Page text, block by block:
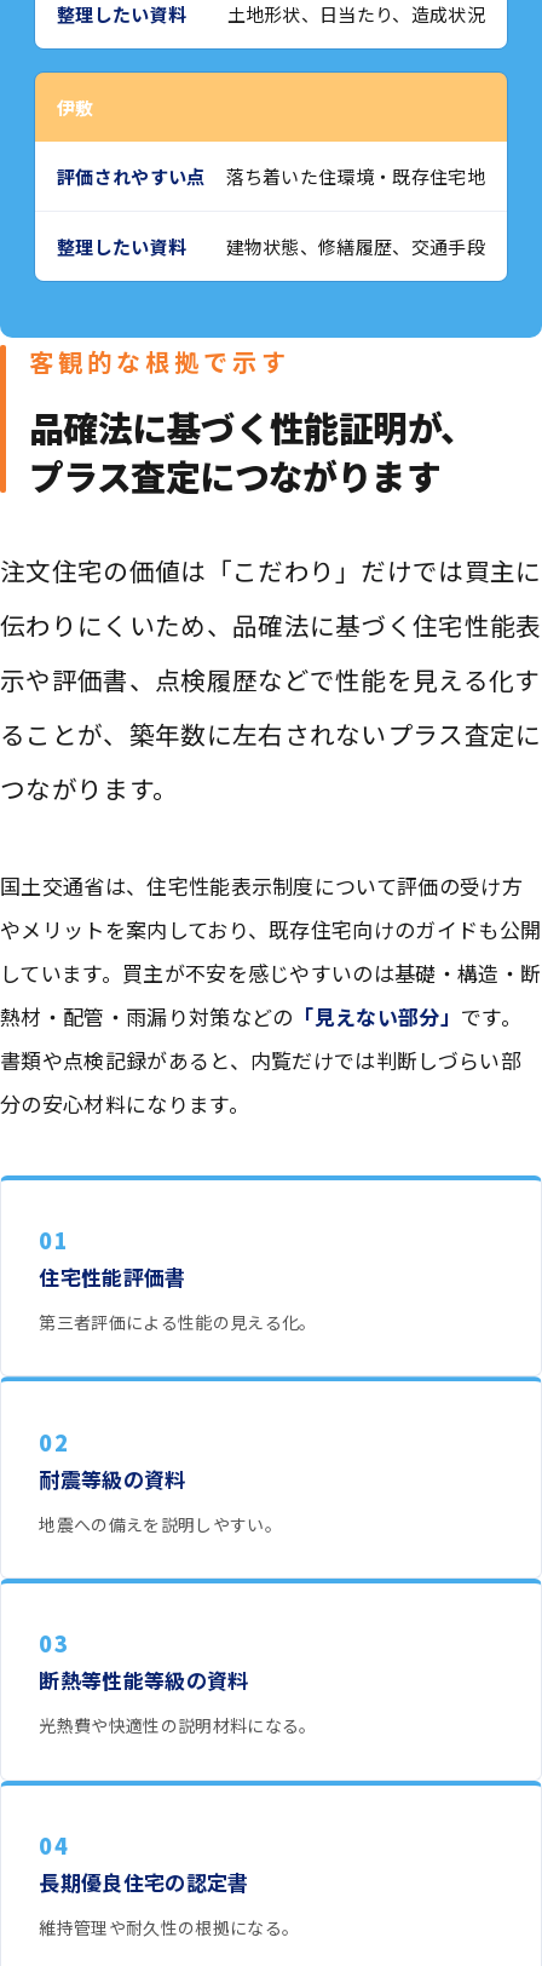
土地形状、日当たり、造成状況
伊敷
落ち着いた住環境・既存住宅地
建物状態、修繕履歴、交通手段
客観的な根拠で示す
品確法に基づく性能証明が、
プラス査定につながります
注文住宅の価値は「こだわり」だけでは買主に
伝わりにくいため、品確法に基づく住宅性能表
示や評価書、点検履歴などで性能を見える化す
ることが、築年数に左右されないプラス査定に
つながります。
国土交通省は、住宅性能表示制度について評価の受け方
やメリットを案内しており、既存住宅向けのガイドも公開
しています。買主が不安を感じやすいのは基礎・構造・断
熱材・配管・雨漏り対策などの 「見えない部分」 です。
書類や点検記録があると、内覧だけでは判断しづらい部
分の安心材料になります。
01
住宅性能評価書
第三者評価による性能の見える化。
02
耐震等級の資料
地震への備えを説明しやすい。
03
断熱等性能等級の資料
光熱費や快適性の説明材料になる。
04
長期優良住宅の認定書
維持管理や耐久性の根拠になる。